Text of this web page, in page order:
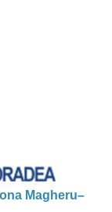
Magheru–